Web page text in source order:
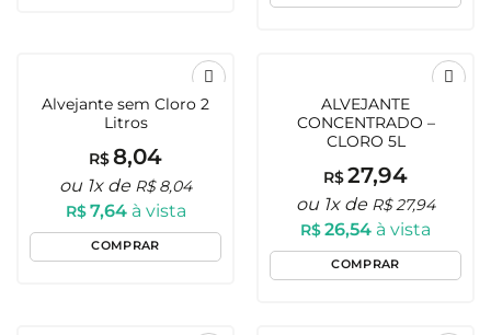
Adicionar
Alvejante sem Cloro 2
Litros
R$8,04
ou 1x de R$ 8,04
R$7,64 à vista
COMPRAR
Adicionar
aos
Favoritos
ALVEJANTE
CONCENTRADO –
CLORO 5L
R$27,94
ou 1x de R$27,94
R$26,54 à vista
COMPRAR